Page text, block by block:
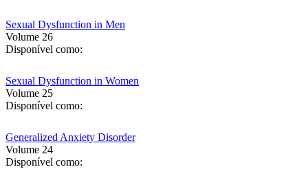
Sexual Dysfunction in Men
Volume 26
Disponível como:
Sexual Dysfunction in Women
Volume 25
Disponível como:
Generalized Anxiety Disorder
Volume 24
Disponível como: